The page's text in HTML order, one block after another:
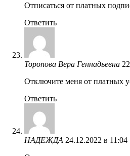
Отписаться от платных
Ответить
Торопова Вера Геннадьевна
Отключите меня от платных
Ответить
НАДЕЖДА 24.12.2022 в 11:04